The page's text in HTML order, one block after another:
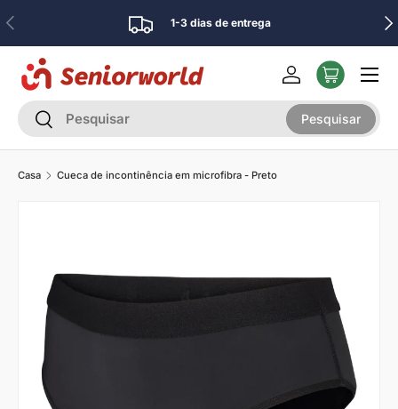
Ir para o conteúdo
Anterior 1-3 dias de entrega
Pesquisar
Pesquisar Pesquisar
Iniciar sessão
Casa Cueca de incontinência em microfibra - Preto